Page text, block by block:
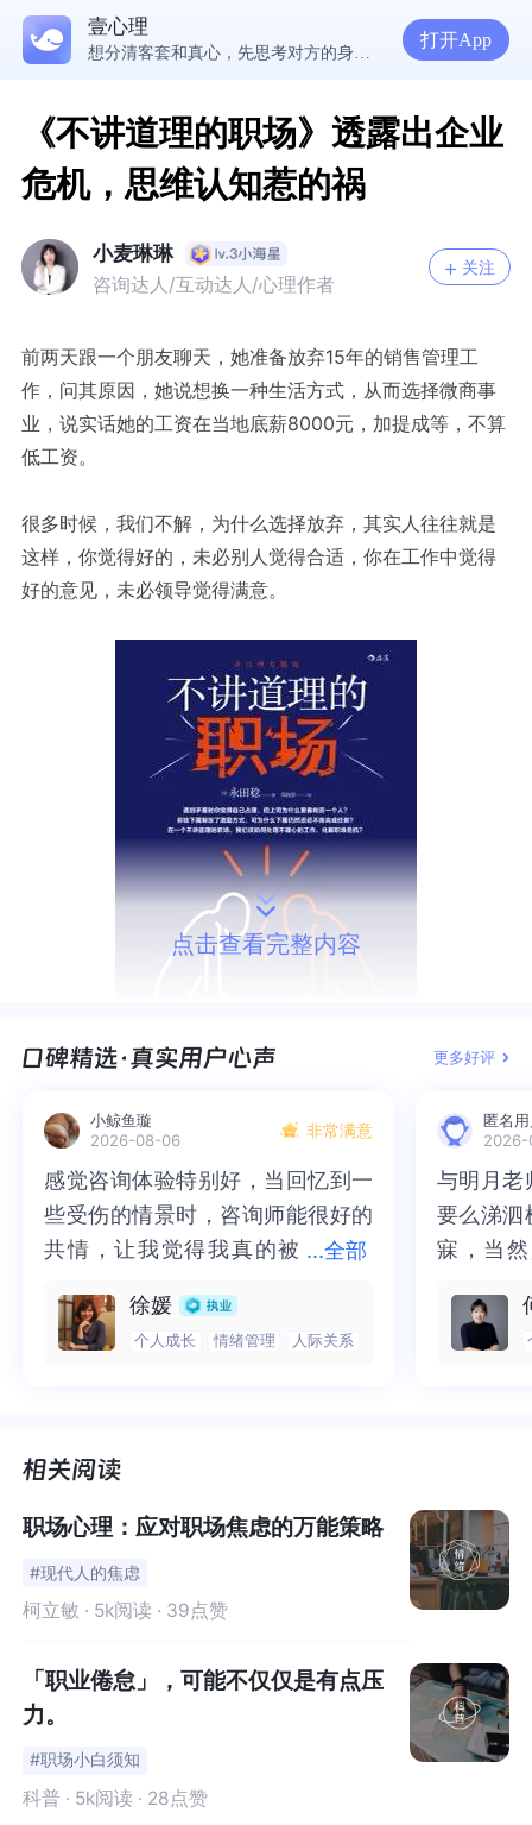
壹心理
打开App
《不讲道理的职场》透露出企业
危机，思维认知惹的祸
小麦琳琳
咨询达人/互动达人/心理作者
关注
前两天跟一个朋友聊天，她准备放弃15年的销售管理工
作，问其原因，她说想换一种生活方式，从而选择微商事
业，说实话她的工资在当地底薪8000元，加提成等，不算
低工资。
很多时候，我们不解，为什么选择放弃，其实人往往就是
这样， 你觉得好的，未必别人觉得合适，你在工作中觉得
好的意见，未必领导觉得满意。
求是多元化的，在职场中，需要的不仅是蛮干，还需要思
考、认知、决策，一个人想要得到企业的认可，必须要有
与企业有共同价值观，只有这样，才可能存活下去。
科，获得加利福尼亚大学洛杉矶分校MBA，任职过松下电
器等商业模式、企业模式、人才管理模式等系统化的咨询
前他觉得自己的想法不被接受的原因是对方没有理解，而
点击查看完整内容
更多好评
小鲸鱼璇
2026-08-06
非常满意
...全部
感觉咨询体验特别好，当回忆到一
些受伤的情景时，咨询师能很好的
共情，让我觉得我真的被
一部分未处理的情绪被注意到了，
而且当咨询师准确说出我当时的情
觉轻快了很多，感觉轻松了。很感
谢咨询师姐姐！
感觉咨询体验特别好，当回忆到一
些受伤的情景时，咨询师能很好的
共情，让我觉得我真的被抱住了。
处理的情绪被注意到了，而且当咨
询师准确说出我当时的情绪，我感
了很多，感觉轻松了。很感谢咨询
师姐姐！
徐媛
个人成长 情绪管理 人际关系
匿名
2026-
与明月老
要么涕泗
寐，当
来，觉
再困于
与明月老
要么涕泗
寐，当然
不必再
梏，更
职场心理：应对职场焦虑的万能策略
#现代人的焦虑
柯立敏 · 5k阅读 · 39点赞
「职业倦怠」，可能不仅仅是有点压
力。
#职场小白须知
科普 · 5k阅读 · 28点赞